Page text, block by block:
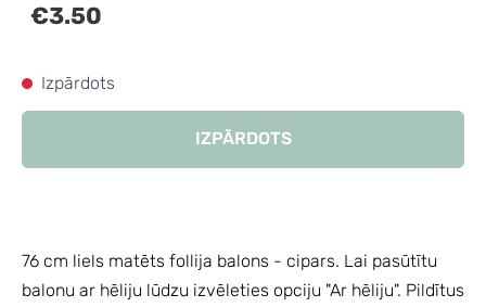
€3.50
Izpārdots
IZPĀRDOTS
76 cm liels matēts follija balons - cipars. Lai pasūtītu
balonu ar hēliju lūdzu izvēleties opciju "Ar hēliju". Pildītus